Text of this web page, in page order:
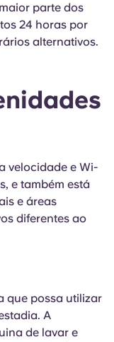
parte dos
24 horas por
alternativos.
velocidade e Wi-
e também está
e áreas
diferentes ao
que possa utilizar
A
de lavar e